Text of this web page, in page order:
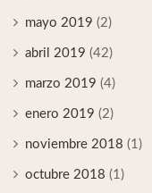
mayo 2019 (2)
abril 2019 (42)
marzo 2019 (4)
enero 2019 (2)
noviembre 2018 (1)
octubre 2018 (1)